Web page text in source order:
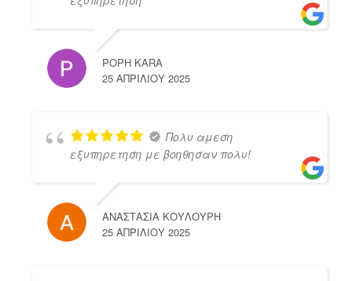
POPH KARA
25 ΑΠΡΙΛΊΟΥ 2025
Πολυ αμεση
εξυπηρετηση με βοηθησαν πολυ!
ΑΝΑΣΤΑΣΙΑ ΚΟΥΛΟΥΡΗ
25 ΑΠΡΙΛΊΟΥ 2025